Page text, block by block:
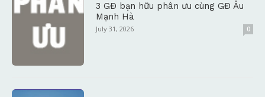
3 GĐ bạn hữu phân ưu cùng GĐ Âu
Mạnh Hà
July 31, 2026 0